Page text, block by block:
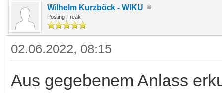
Wilhelm Kurzböck - WIKU
Posting Freak
02.06.2022, 08:15
Aus gegebenem Anlass